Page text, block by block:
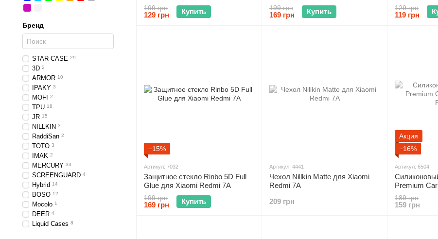
199 грн
129 грн Купить 199 грн
169 грн Купить 129 грн
119 грн
−15%
Артикул: 7032
Защитное стекло Rinbo 5D Full
Glue для Xiaomi Redmi 7A
199 грн
169 грн Купить
Артикул: 4441
Чехол Nillkin Matte для Xiaomi
Redmi 7A
209 грн
Акция
−16%
Артикул: 6504
Premium
Redmi 7A
189 грн
159 грн
Бренд
STAR-CASE 29
3D 2
ARMOR 10
IPAKY 3
MOFI 2
TPU 18
JR 15
NILLKIN 3
RaddiSan 2
TOTO 3
IMAK 2
MERCURY 33
SCREENGUARD 4
Hybrid 14
BOSO 12
Mocolo 1
DEER 4
Liquid Cases 8